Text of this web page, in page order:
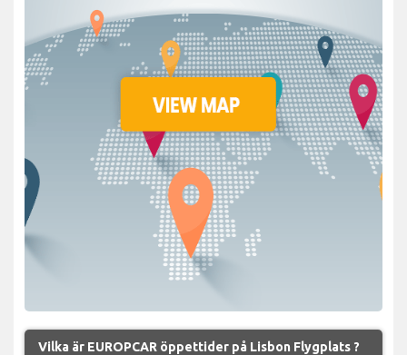
Vilka är EUROPCAR öppettider på Lisbon Flygplats ?